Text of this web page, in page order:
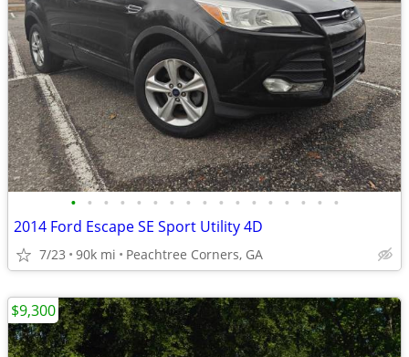
• • • • • • • • • • • • • • • • •
2014 Ford Escape SE Sport Utility 4D
7/23 90k mi Peachtree Corners, GA
$9,300